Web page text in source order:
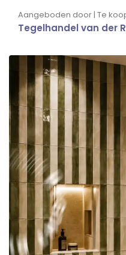
Aangeboden door | Te
Tegelhandel van der